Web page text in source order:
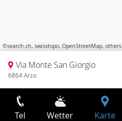
©search.ch, swisstopo, OpenStreetMap, others
Via Monte San Giorgio
6864 Arzo
Tel Wetter Karte